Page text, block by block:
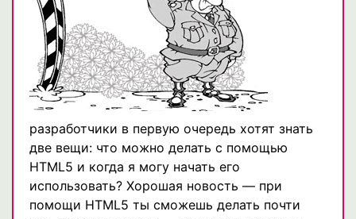
разработчики в первую очередь хотят знать
две вещи: что можно делать с помощью
HTML5 и когда я могу начать его
использовать? Хорошая новость — при
помощи HTML5 ты сможешь делать почти